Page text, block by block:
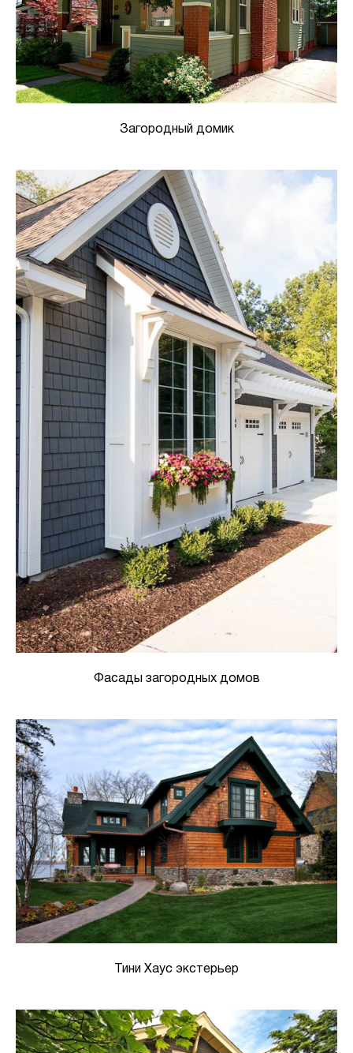
Загородный домик
Фасады загородных домов
Тини Хаус экстерьер